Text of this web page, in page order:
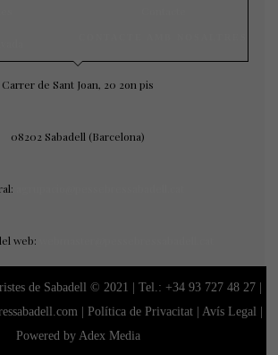
Carrer de Sant Joan, 20 2on pis
08202 Sabadell (Barcelona)
web:
de Sabadell © 2021 | Tel.: +34 93 727 48 27|
| Política de Privacitat| Avís Legal
Powered by Adex Media